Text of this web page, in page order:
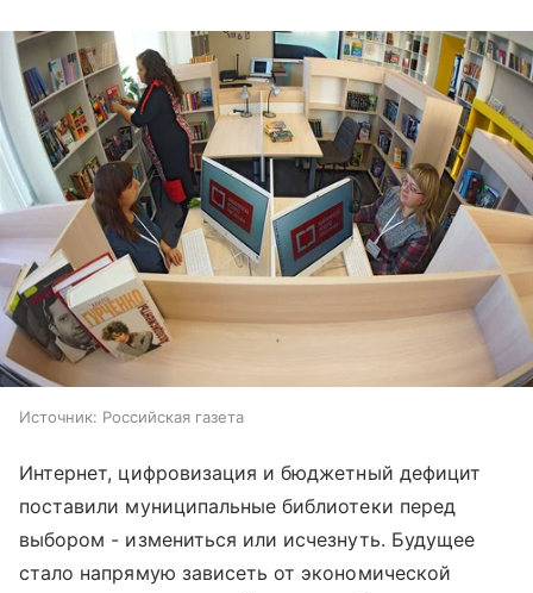
Источник: Российская газета
Интернет, цифровизация и бюджетный дефицит
поставили муниципальные библиотеки перед
выбором - измениться или исчезнуть. Будущее
стало напрямую зависеть от экономической